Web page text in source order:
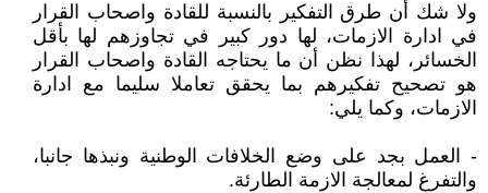
ولا شك أن طرق التفكير بالنسبة للقادة واصحاب القرار
في ادارة الازمات، لها دور كبير في تجاوزهم لها بأقل
الخسائر، لهذا نظن أن ما يحتاجه القادة واصحاب القرار
هو تصحيح تفكيرهم بما يحقق تعاملا سليما مع ادارة
الازمات، وكما يلي:
- العمل بجد على وضع الخلافات الوطنية ونبذها جانبا،
والتفرغ لمعالجة الازمة الطارئة.